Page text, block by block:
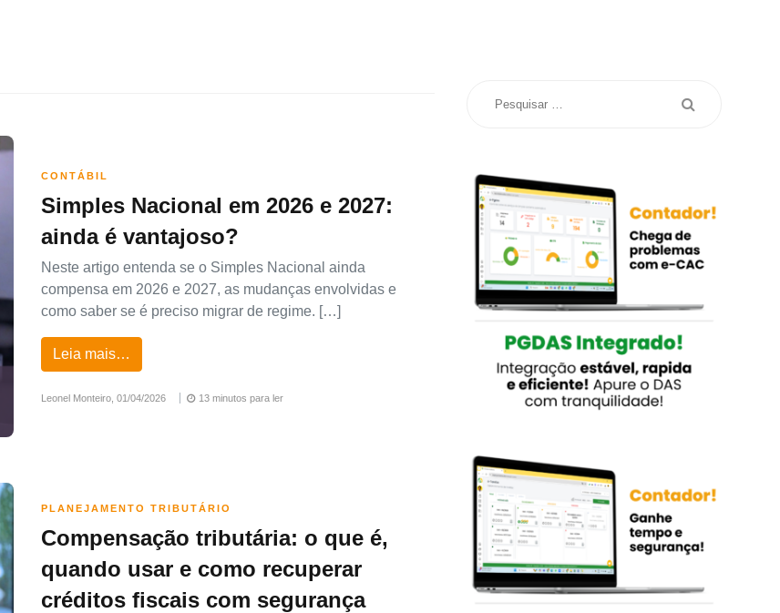
CONTÁBIL
Simples Nacional em 2026 e 2027:
ainda é vantajoso?
Neste artigo entenda se o Simples Nacional ainda
compensa em 2026 e 2027, as mudanças envolvidas e
como saber se é preciso migrar de regime. […]
Leia mais…
Leonel Monteiro,01/04/2026 13 minutos para ler
PLANEJAMENTO TRIBUTÁRIO
Compensação tributária: o que é,
quando usar e como recuperar
créditos fiscais com segurança